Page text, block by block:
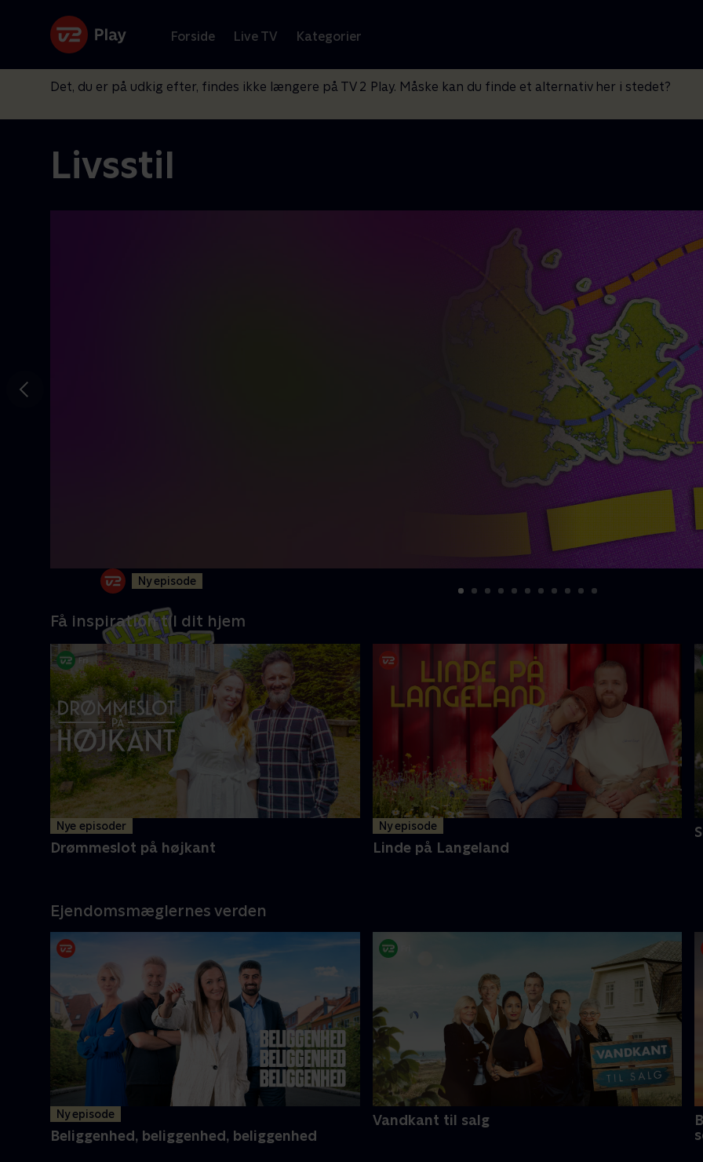
Forside Live TV Kategorier
Det, du er på udkig efter, findes ikke længere på TV 2 Play. Måske kan du finde et alternativ her i stedet?
Livsstil
Ny episode
Melvin og mor Carolyne er klar
med endnu flere oplevelser i det
ganske land
Mere info
Gå til
Få inspiration til dit hjem
Nye episoder
Drømmeslot på højkant
Ny episode
Linde på Langeland
Ejendomsmæglernes verden
Ny episode
Beliggenhed, beliggenhed, beliggenhed
Vandkant til salg